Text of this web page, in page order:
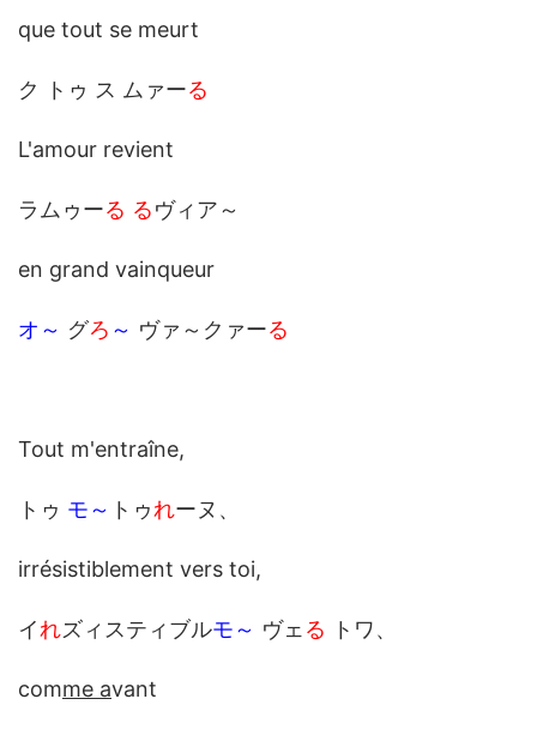
que tout se meurt
ク トゥ ス ムァーる
L'amour revient
ラムゥーる るヴィア～
en grand vainqueur
オ～ グろ ～ ヴァ～クァーる
Tout m'entraîne,
トゥ モ～ トゥれーヌ、
irrésistiblement vers toi,
イれズィスティブルモ～ ヴェる トワ、
comme avant